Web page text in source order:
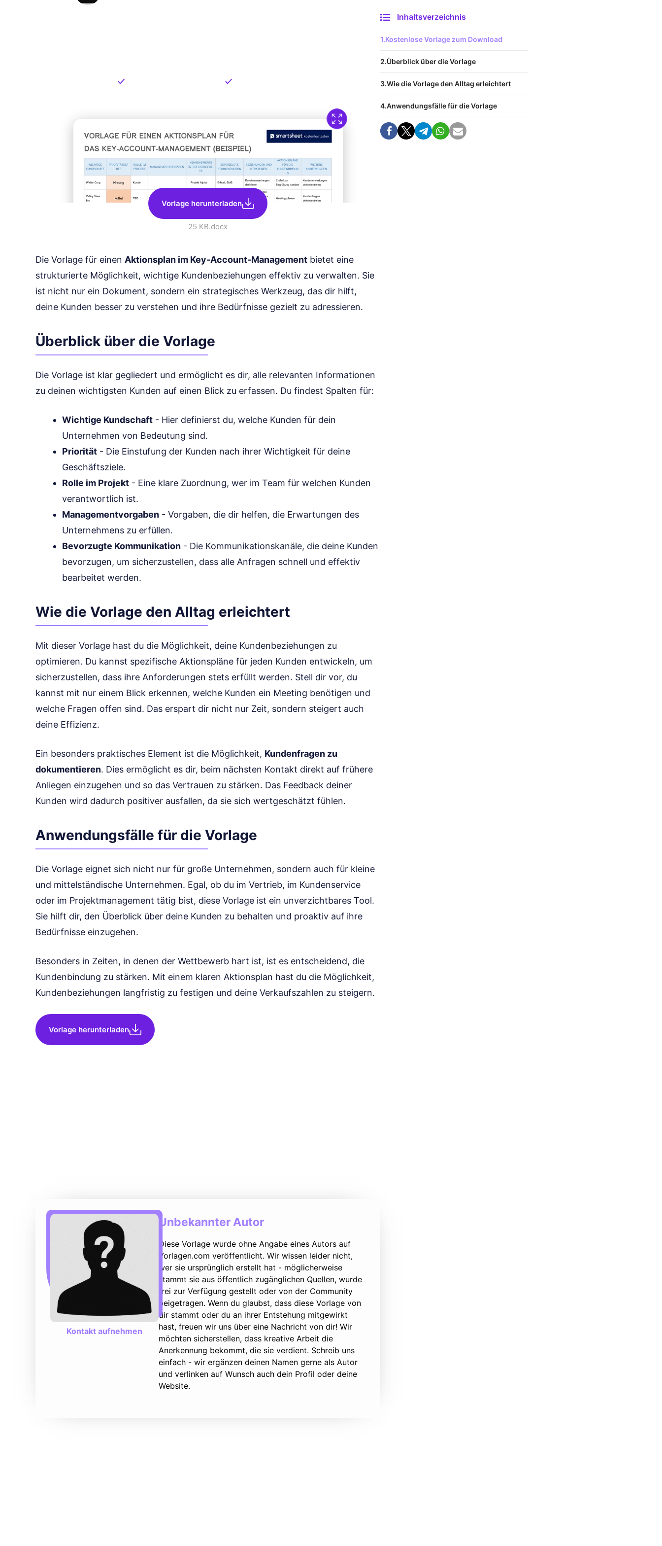
Vorlage herunterladen
25 KB.docx
Die Vorlage für einen Aktionsplan im Key-Account-Management bietet eine
strukturierte Möglichkeit, wichtige Kundenbeziehungen effektiv zu verwalten. Sie
ist nicht nur ein Dokument, sondern ein strategisches Werkzeug, das dir hilft,
deine Kunden besser zu verstehen und ihre Bedürfnisse gezielt zu adressieren.
Überblick über die Vorlage
Die Vorlage ist klar gegliedert und ermöglicht es dir, alle relevanten Informationen
zu deinen wichtigsten Kunden auf einen Blick zu erfassen. Du findest Spalten für:
Wichtige Kundschaft - Hier definierst du, welche Kunden für dein
Unternehmen von Bedeutung sind.
Priorität - Die Einstufung der Kunden nach ihrer Wichtigkeit für deine
Geschäftsziele.
Rolle im Projekt - Eine klare Zuordnung, wer im Team für welchen Kunden
verantwortlich ist.
Managementvorgaben - Vorgaben, die dir helfen, die Erwartungen des
Unternehmens zu erfüllen.
Bevorzugte Kommunikation - Die Kommunikationskanäle, die deine Kunden
bevorzugen, um sicherzustellen, dass alle Anfragen schnell und effektiv
bearbeitet werden.
Wie die Vorlage den Alltag erleichtert
Mit dieser Vorlage hast du die Möglichkeit, deine Kundenbeziehungen zu
optimieren. Du kannst spezifische Aktionspläne für jeden Kunden entwickeln, um
sicherzustellen, dass ihre Anforderungen stets erfüllt werden. Stell dir vor, du
kannst mit nur einem Blick erkennen, welche Kunden ein Meeting benötigen und
welche Fragen offen sind. Das erspart dir nicht nur Zeit, sondern steigert auch
deine Effizienz.
Ein besonders praktisches Element ist die Möglichkeit, Kundenfragen zu
dokumentieren. Dies ermöglicht es dir, beim nächsten Kontakt direkt auf frühere
Anliegen einzugehen und so das Vertrauen zu stärken. Das Feedback deiner
Kunden wird dadurch positiver ausfallen, da sie sich wertgeschätzt fühlen.
Anwendungsfälle für die Vorlage
Die Vorlage eignet sich nicht nur für große Unternehmen, sondern auch für kleine
und mittelständische Unternehmen. Egal, ob du im Vertrieb, im Kundenservice
oder im Projektmanagement tätig bist, diese Vorlage ist ein unverzichtbares Tool.
Sie hilft dir, den Überblick über deine Kunden zu behalten und proaktiv auf ihre
Bedürfnisse einzugehen.
Besonders in Zeiten, in denen der Wettbewerb hart ist, ist es entscheidend, die
Kundenbindung zu stärken. Mit einem klaren Aktionsplan hast du die Möglichkeit,
Kundenbeziehungen langfristig zu festigen und deine Verkaufszahlen zu steigern.
Vorlage herunterladen
Kontakt aufnehmen
Unbekannter Autor
Diese Vorlage wurde ohne Angabe eines Autors auf
Vorlagen.com veröffentlicht. Wir wissen leider nicht,
wer sie ursprünglich erstellt hat - möglicherweise
stammt sie aus öffentlich zugänglichen Quellen, wurde
frei zur Verfügung gestellt oder von der Community
beigetragen. Wenn du glaubst, dass diese Vorlage von
dir stammt oder du an ihrer Entstehung mitgewirkt
hast, freuen wir uns über eine Nachricht von dir! Wir
möchten sicherstellen, dass kreative Arbeit die
Anerkennung bekommt, die sie verdient. Schreib uns
einfach - wir ergänzen deinen Namen gerne als Autor
und verlinken auf Wunsch auch dein Profil oder deine
Website.
Inhaltsverzeichnis
Kostenlose Vorlage zum Download
Überblick über die Vorlage
Wie die Vorlage den Alltag erleichtert
Anwendungsfälle für die Vorlage